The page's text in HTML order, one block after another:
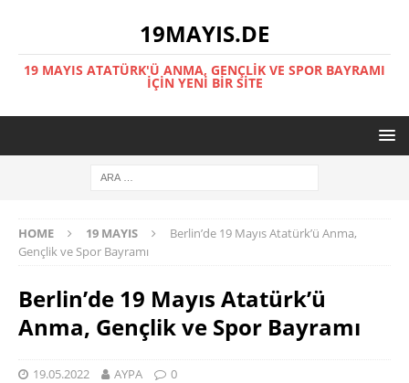
19MAYIS.DE
19 MAYIS ATATÜRK'Ü ANMA, GENÇLİK VE SPOR BAYRAMI
İÇİN YENİ BİR SİTE
HOME 19 MAYIS
Berlin’de 19 Mayıs Atatürk’ü Anma,
Gençlik ve Spor Bayramı
Berlin’de 19 Mayıs Atatürk’ü
Anma, Gençlik ve Spor Bayramı
19.05.2022 AYPA 0